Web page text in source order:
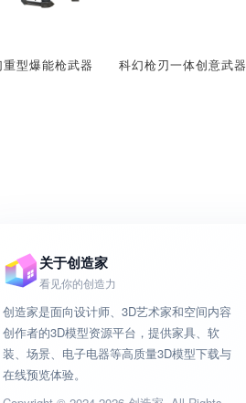
重型爆能枪武器 科幻枪刃一体创意武器
关于创造家
看见你的创造力
创造家是面向设计师、3D艺术家和空间内容
创作者的3D模型资源平台，提供家具、软
装、场景、电子电器等高质量3D模型下载与
在线预览体验。